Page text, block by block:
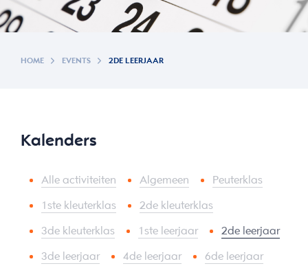
HOME EVENTS 2DE LEERJAAR
Kalenders
Alle activiteiten Algemeen Peuterklas
1ste kleuterklas 2de kleuterklas
3de kleuterklas 1ste leerjaar 2de leerjaar
3de leerjaar 4de leerjaar 6de leerjaar